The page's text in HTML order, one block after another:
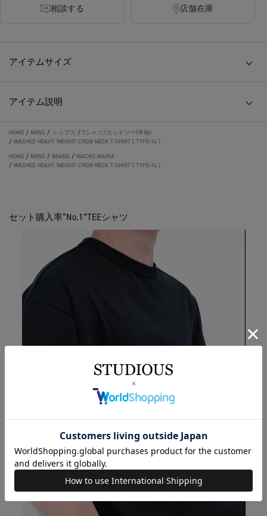
相談する 店舗在庫
アイテムサイズ
アイテム説明
HOME / MENS / トップス / Tシャツ/カットソー(半袖)
/ WASHED HEAVY WEIGHT CREW NECK T-SHIRT ( TYPE-14 )
HOME / MENS / BRAND / WACKO MARIA
/ WASHED HEAVY WEIGHT CREW NECK T-SHIRT ( TYPE-14 )
セット購入率“No.1”TEEシャツ